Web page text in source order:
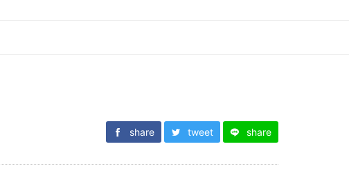
share tweet share